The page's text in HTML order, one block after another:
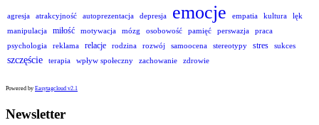
agresja atrakcyjność autoprezentacja depresja emocje empatia kultura
lęk
manipulacja
miłość motywacja mózg osobowość pamięć perswazja
praca
psychologia
reklama relacje rodzina rozwój samoocena stereotypy stres sukces
szczęście terapia wpływ społeczny zachowanie zdrowie
Powered by Easytagcloud v2.1
Newsletter